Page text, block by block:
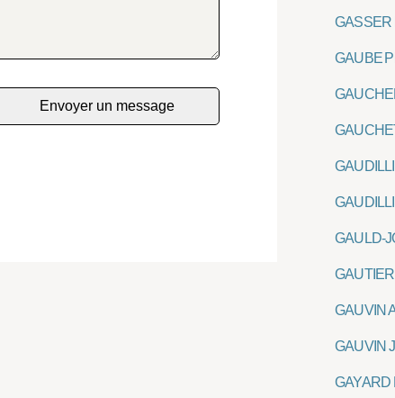
GASSER
GAUBE
GAULD-
GAUVIN
GAUVIN
GAYARD